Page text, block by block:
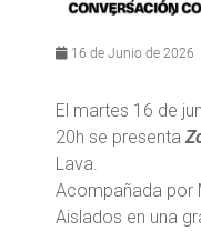
16 de Junio de 2026
El martes 16 de
20h se presenta
Lava.
Acompañada por
Aislados en una